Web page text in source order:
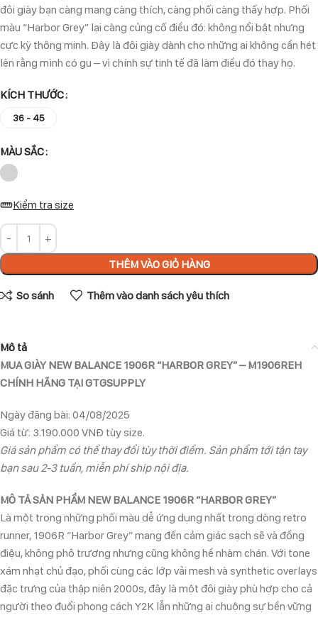
đôi giày bạn càng mang càng thích, càng phối càng thấy hợp. Phối
màu “Harbor Grey” lại càng củng cố điều đó: không nổi bật nhưng
cực kỳ thông minh. Đây là đôi giày dành cho những ai không cần hét
lên rằng mình có gu – vì chính sự tinh tế đã làm điều đó thay họ.
KÍCH THƯỚC
36 - 45
MÀU SẮC
Kiểm tra size
THÊM VÀO GIỎ HÀNG
So sánh Thêm vào danh sách yêu thích
Mô tả
MUA GIÀY NEW BALANCE 1906R “HARBOR GREY” – M1906REH
CHÍNH HÃNG TẠI GTGSUPPLY
Ngày đăng bài: 04/08/2025
Giá từ: 3.190.000 VNĐ tùy size.
Giá sản phẩm có thể thay đổi tùy thời điểm. Sản phẩm tới tận tay
bạn sau 2-3 tuần, miễn phí ship nội địa.
MÔ TẢ SẢN PHẨM NEW BALANCE 1906R “HARBOR GREY”
Là một trong những phối màu dễ ứng dụng nhất trong dòng retro
runner, 1906R “Harbor Grey” mang đến cảm giác sạch sẽ và đồng
điệu, không phô trương nhưng cũng không hề nhàm chán. Với tone
xám nhạt chủ đạo, phối cùng các lớp vải mesh và synthetic overlays
đặc trưng của thập niên 2000s, đây là một đôi giày phù hợp cho cả
người theo đuổi phong cách Y2K lẫn những ai chuộng sự bền vững